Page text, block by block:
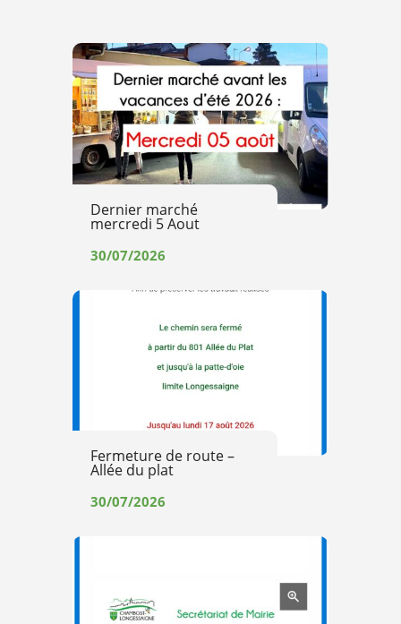
Dernier marché
mercredi 5 Aout
30/07/2026
Fermeture de route –
Allée du plat
30/07/2026